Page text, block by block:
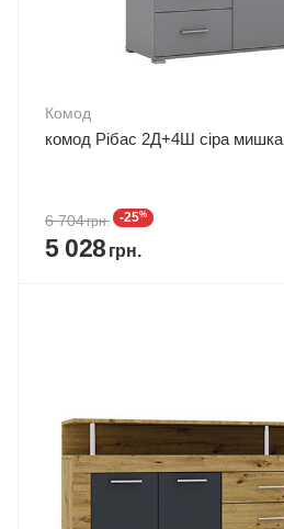
Комод
комод Рібас 2Д+4Ш сіра мишка
6 704 -25%
5 028